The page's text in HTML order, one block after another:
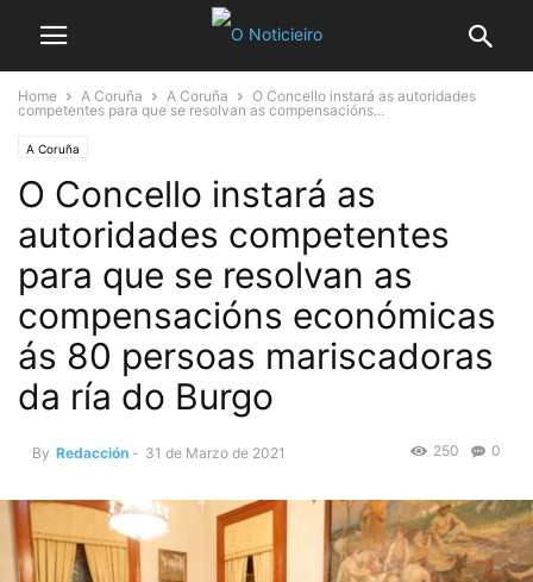
Home A Coruña A Coruña
O Concello instará as autoridades
competentes para que se resolvan as compensacións...
A Coruña
O Concello instará as
autoridades competentes
para que se resolvan as
compensacións económicas
ás 80 persoas mariscadoras
da ría do Burgo
By Redacción - 31 de Marzo de 2021 0
250